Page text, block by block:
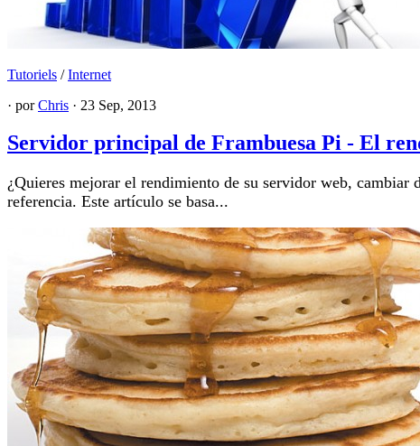
Tutoriels /Internet
· porChris · 23 Sep, 2013
Servidor principal de Frambuesa Pi - El
¿Quieres mejorar el rendimiento de su servidor web, cambiar
referencia. Este artículo se basa...